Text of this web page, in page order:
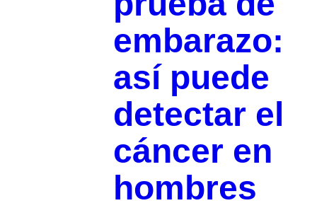
embarazo:
así puede
detectar el
cáncer en
hombres